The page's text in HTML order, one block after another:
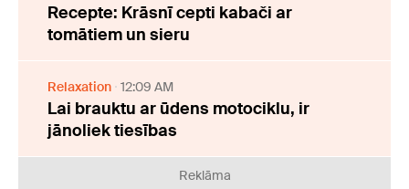
Recepte: Krāsnī cepti kabači ar
tomātiem un sieru
Relaxation 12:09 AM
Lai brauktu ar ūdens motociklu, ir
jānoliek tiesības
Reklāma